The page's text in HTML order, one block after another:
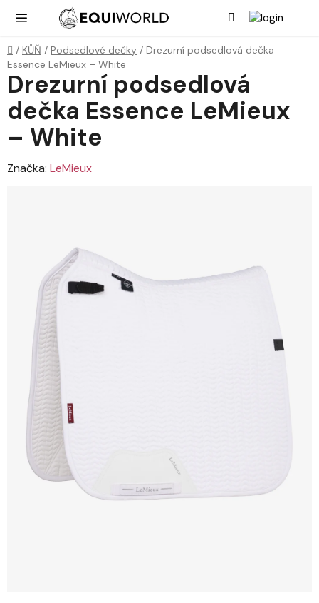
obsah
Domů
/ KŮŇ / Podsedlové dečky / Drezurní podsedlová dečka
Essence LeMieux – White
Drezurní podsedlová
dečka Essence LeMieux
– White
Značka: LeMieux